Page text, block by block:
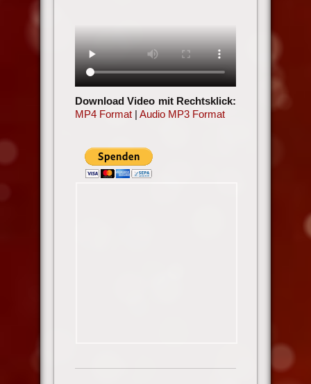
Download Video mit Rechtsklick:
MP4 Format| Audio MP3 Format